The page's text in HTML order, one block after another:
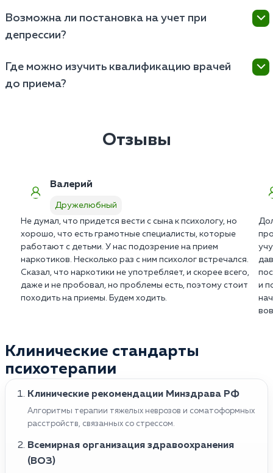
результативность при поддерживающей терапии.
Однако для снятия острых панических атак или
Возможна ли постановка на учет при
депрессии?
строго конфиденциально. Внешние запросы от
ПНД или МВД отклоняются на основании
Где можно изучить квалификацию врачей
до приема?
врачей. Вся документация клиники в Дружелюбном
Отзывы
Валерий
Дружелюбный
Не думал, что придется вести с сына к психологу, но
хорошо, что есть грамотные специалисты, которые
работают с детьми. У нас подозрение на прием
наркотиков. Несколько раз с ним психолог встречался.
Сказал, что наркотики не употребляет, и скорее всего,
даже и не пробовал, но проблемы есть, поэтому стоит
походить на приемы. Будем ходить.
и
Клинические стандарты
психотерапии
Клинические рекомендации Минздрава РФ
Алгоритмы терапии тяжелых неврозов и соматоформных
расстройств, связанных со стрессом.
Всемирная организация здравоохранения
(ВОЗ)